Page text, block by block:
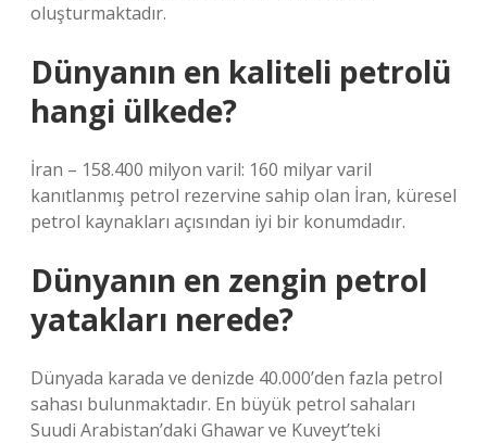
oluşturmaktadır.
Dünyanın en kaliteli petrolü
hangi ülkede?
İran – 158.400 milyon varil: 160 milyar varil
kanıtlanmış petrol rezervine sahip olan İran, küresel
petrol kaynakları açısından iyi bir konumdadır.
Dünyanın en zengin petrol
yatakları nerede?
Dünyada karada ve denizde 40.000’den fazla petrol
sahası bulunmaktadır. En büyük petrol sahaları
Suudi Arabistan’daki Ghawar ve Kuveyt’teki